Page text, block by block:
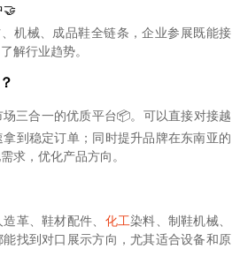
🤝
机械、成品鞋全链条，企业参展既能接
解行业趋势。
三合一的优质平台📦。可以直接对接越
到稳定订单；同时提升品牌在东南亚的
求，优化产品方向。
革、鞋材配件、 化工染料、制鞋机械、
找到对口展示方向，尤其适合设备和原